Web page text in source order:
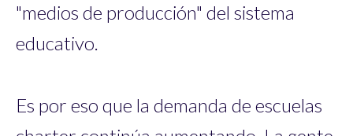
"medios de producción" del sistema
educativo.
Es por eso que la demanda de escuelas